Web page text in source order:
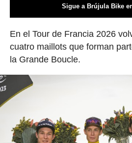
Sigue a Brújula Bike
En el Tour de Francia 2026
cuatro maillots que forman
la Grande Boucle.